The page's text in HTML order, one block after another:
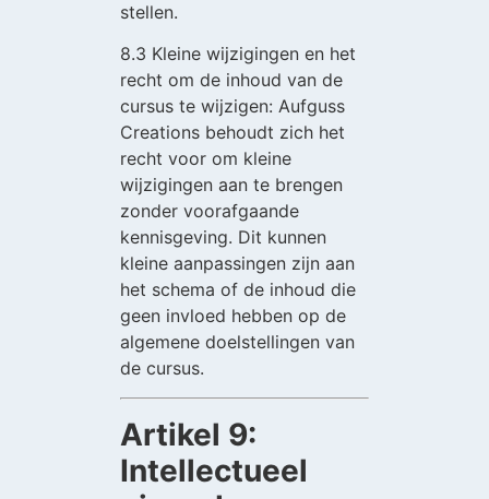
stellen.
8.3 Kleine wijzigingen en het
recht om de inhoud van de
cursus te wijzigen: Aufguss
Creations behoudt zich het
recht voor om kleine
wijzigingen aan te brengen
zonder voorafgaande
kennisgeving. Dit kunnen
kleine aanpassingen zijn aan
het schema of de inhoud die
geen invloed hebben op de
algemene doelstellingen van
de cursus.
Artikel 9:
Intellectueel